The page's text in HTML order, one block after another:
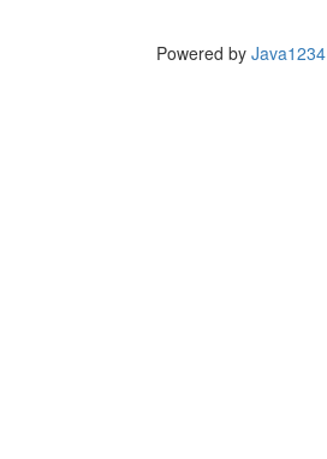
Powered by Java1234